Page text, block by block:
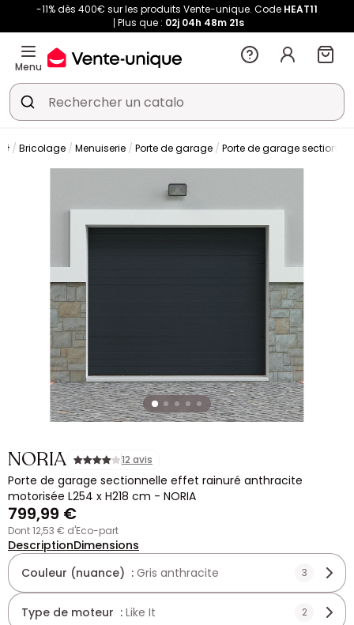
-11% dès 400€ sur les produits Vente-unique. Code HEAT11
Plus que : 02j 04h 48m 21s
Menu
Bricolage Menuiserie Porte de garage Porte de garage
NORIA 12 avis
Porte de garage sectionnelle effet rainuré anthracite
motorisée L254 x H218 cm - NORIA
799,99 €
dont 12,53 € d'Eco-part
DescriptionDimensions
Couleur (nuance) : Gris anthracite 3
Type de moteur : Like It 2